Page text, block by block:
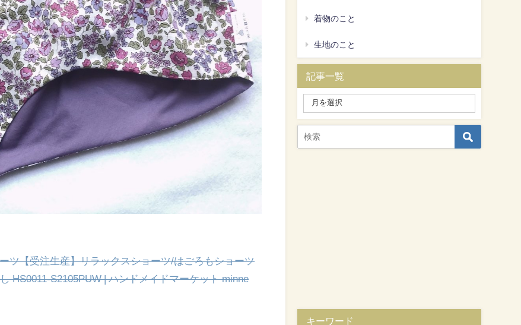
ツ【受注生産】リラックスショーツ/はごろもショーツ
HS0011-S2105PUW | ハンドメイドマーケット minne
着物のこと
生地のこと
記事一覧
キーワード